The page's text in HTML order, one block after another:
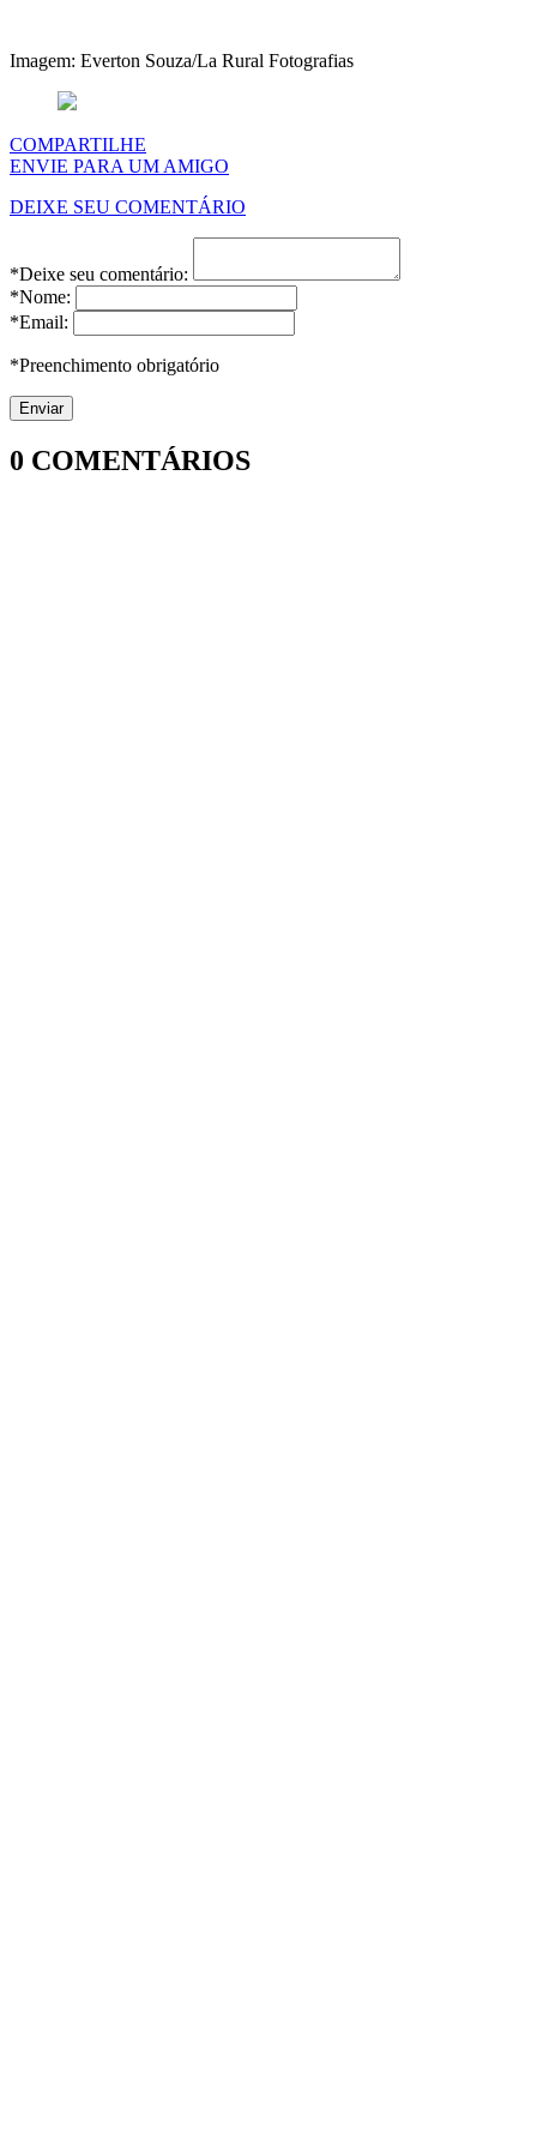
Imagem: Everton Souza/La Rural Fotografias
COMPARTILHE
ENVIE PARA UM AMIGO
DEIXE SEU COMENTÁRIO
*Deixe seu comentário:
*Nome:
*Email:
*Preenchimento obrigatório
0 COMENTÁRIOS